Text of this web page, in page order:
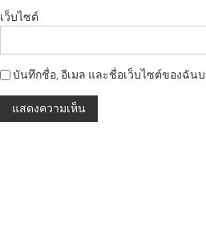
เว็บไซต์
บันทึกชื่อ, อีเมล และชื่อเว็บไซต์ของฉัน